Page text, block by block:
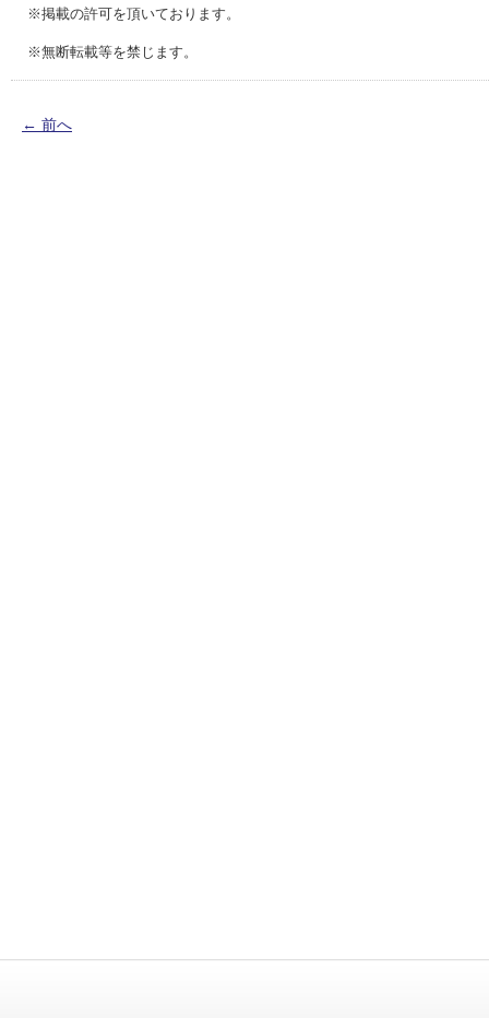
※掲載の許可を頂いております。
※無断転載等を禁じます。
← 前へ